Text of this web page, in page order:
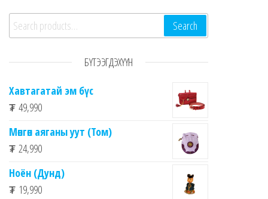
Search for: Search
БҮТЭЭГДЭХҮҮН
Хавтагатай эм бүс
₮ 49,990
Мөнгөн аяганы уут (Том)
₮ 24,990
Ноён (Дунд)
₮ 19,990